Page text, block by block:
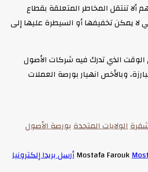
ألا تنتقل المخاطر المتعلقة بقطاع
لا يمكن تخفيفها أو السيطرة عليها إلى
الوقت الذي تدرك فيه شركات الأصول
وبالأخص انهيار بورصة العملات
الولايات المتحدةبورصة الأصول
Mostafa Farouk أرسل بريدا إلكترونيا